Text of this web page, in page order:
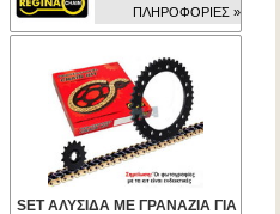
ΠΛΗΡΟΦΟΡΙΕΣ »
SET ΑΛΥΣΙΔΑ ΜΕ ΓΡΑΝΑΖΙΑ ΓΙΑ